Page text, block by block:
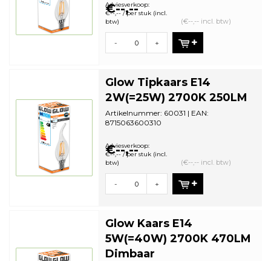
€--,--
Adviesverkoop:
€--,-- / per stuk (incl.
btw)
(€--,-- incl. btw)
- +
Glow Tipkaars E14
2W(=25W) 2700K 250LM
Artikelnummer: 60031 | EAN:
8715063600310
€--,--
Adviesverkoop:
€--,-- / per stuk (incl.
btw)
(€--,-- incl. btw)
- +
Glow Kaars E14
5W(=40W) 2700K 470LM
Dimbaar